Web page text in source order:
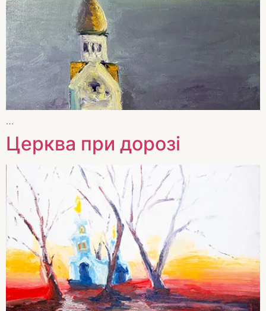
…
Церква при дорозі